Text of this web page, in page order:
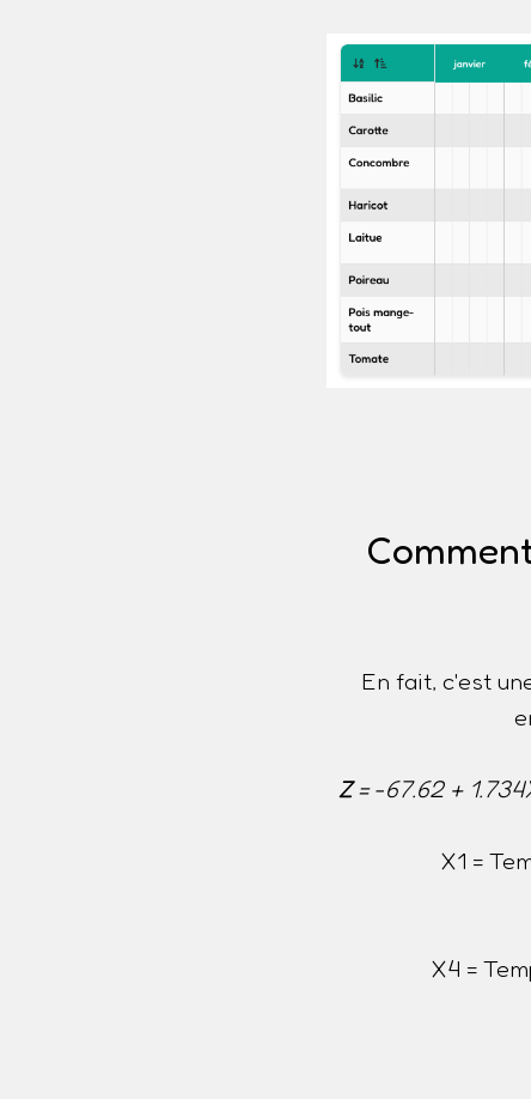
En fait, c'est
Z= -67.62 +
X1 =
X4 =